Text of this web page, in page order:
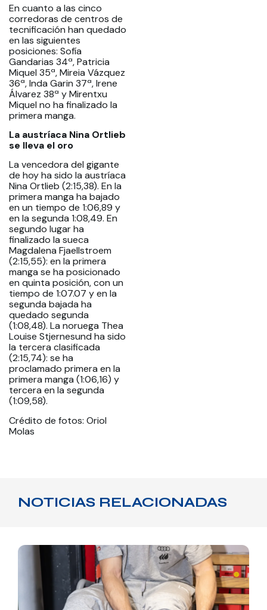
En cuanto a las cinco
corredoras de centros de
tecnificación han quedado
en las siguientes
posiciones: Sofía
Gandarias 34ª, Patricia
Miquel 35ª, Mireia Vázquez
36ª, Inda Garin 37ª, Irene
Álvarez 38ª y Mirentxu
Miquel no ha finalizado la
primera manga.
La austríaca Nina Ortlieb
se lleva el oro
La vencedora del gigante
de hoy ha sido la austríaca
Nina Ortlieb (2:15,38). En la
primera manga ha bajado
en un tiempo de 1:06,89 y
en la segunda 1:08,49. En
segundo lugar ha
finalizado la sueca
Magdalena Fjaellstroem
(2:15,55): en la primera
manga se ha posicionado
en quinta posición, con un
tiempo de 1:07.07 y en la
segunda bajada ha
quedado segunda
(1:08,48). La noruega Thea
Louise Stjernesund ha sido
la tercera clasificada
(2:15,74): se ha
proclamado primera en la
primera manga (1:06,16) y
tercera en la segunda
(1:09,58).
Crédito de fotos: Oriol
Molas
NOTICIAS RELACIONADAS